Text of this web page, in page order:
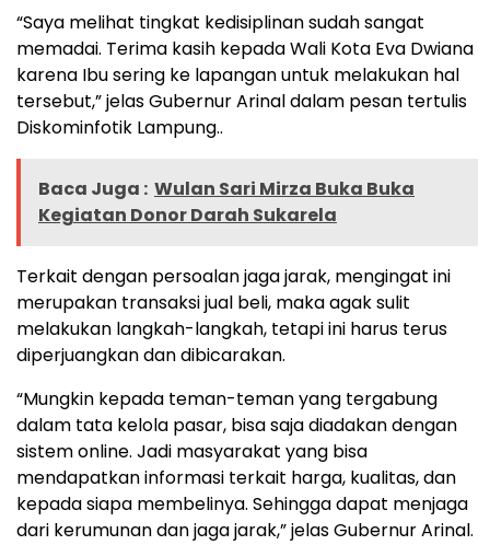
“Saya melihat tingkat kedisiplinan sudah sangat
memadai. Terima kasih kepada Wali Kota Eva Dwiana
karena Ibu sering ke lapangan untuk melakukan hal
tersebut,” jelas Gubernur Arinal dalam pesan tertulis
Diskominfotik Lampung..
Baca Juga : Wulan Sari Mirza Buka Buka
Kegiatan Donor Darah Sukarela
Terkait dengan persoalan jaga jarak, mengingat ini
merupakan transaksi jual beli, maka agak sulit
melakukan langkah-langkah, tetapi ini harus terus
diperjuangkan dan dibicarakan.
“Mungkin kepada teman-teman yang tergabung
dalam tata kelola pasar, bisa saja diadakan dengan
sistem online. Jadi masyarakat yang bisa
mendapatkan informasi terkait harga, kualitas, dan
kepada siapa membelinya. Sehingga dapat menjaga
dari kerumunan dan jaga jarak,” jelas Gubernur Arinal.